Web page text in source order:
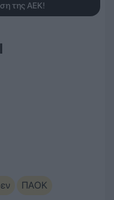
της ΑΕΚ!
ΠΑΟΚ